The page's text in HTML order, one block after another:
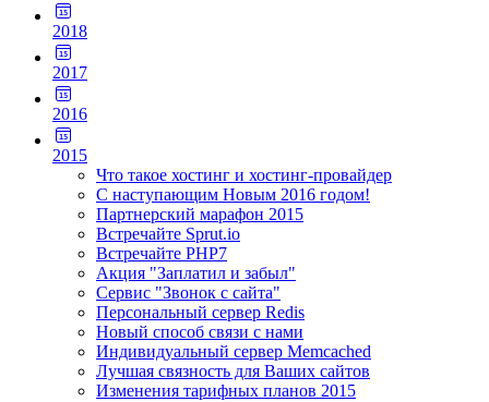
2018
2017
2016
2015
Что такое хостинг и хостинг-провайдер
С наступающим Новым 2016 годом!
Партнерский марафон 2015
Встречайте Sprut.io
Встречайте PHP7
Акция "Заплатил и забыл"
Сервис "Звонок с сайта"
Персональный сервер Redis
Новый способ связи с нами
Индивидуальный сервер Memcached
Лучшая связность для Ваших сайтов
Изменения тарифных планов 2015